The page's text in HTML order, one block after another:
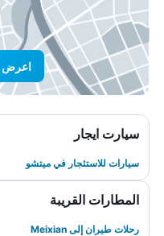
اعرض
سيارت ايجار
سيارات للاستئجار في ميتشو
المطارات القريبة
رحلات طيران إلى Meixian